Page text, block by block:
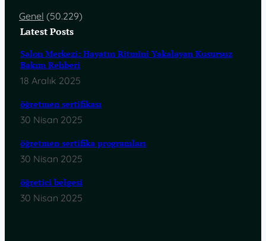
Genel (50.229)
Latest Posts
Salon Merkezi: Hayatın Ritmini Yakalayan Kusursuz
Bakım Rehberi
18 Aralık 2025
öğretmen sertifikası
30 Nisan 2025
öğretmen sertifika programları
30 Nisan 2025
öğretici belgesi
30 Nisan 2025